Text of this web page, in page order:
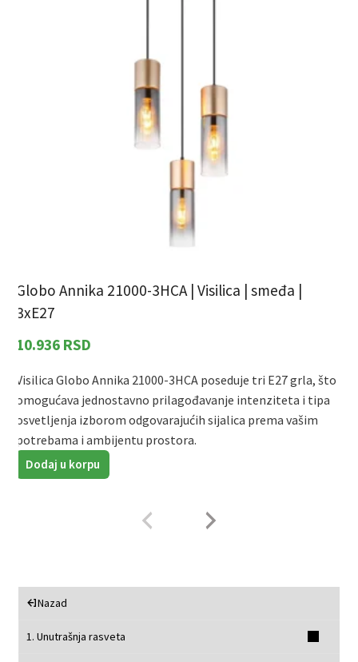
Globo Annika 21000-3HCA | Visilica | smeđa |
3xE27
10.936 RSD
Visilica Globo Annika 21000-3HCA poseduje tri E27 grla, što
omogućava jednostavno prilagođavanje intenziteta i tipa
osvetljenja izborom odgovarajućih sijalica prema vašim
potrebama i ambijentu prostora.
Dodaj u korpu
Nazad
1. Unutrašnja rasveta